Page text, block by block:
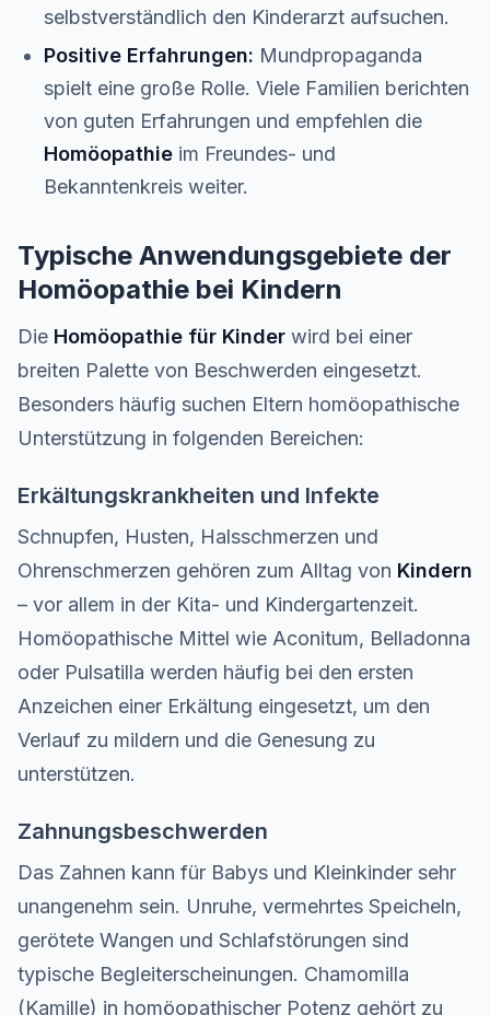
selbstverständlich den Kinderarzt aufsuchen.
Positive Erfahrungen: Mundpropaganda
spielt eine große Rolle. Viele Familien berichten
von guten Erfahrungen und empfehlen die
Homöopathie im Freundes- und
Bekanntenkreis weiter.
Typische Anwendungsgebiete der
Homöopathie bei Kindern
Die Homöopathie für Kinder wird bei einer
breiten Palette von Beschwerden eingesetzt.
Besonders häufig suchen Eltern homöopathische
Unterstützung in folgenden Bereichen:
Erkältungskrankheiten und Infekte
Schnupfen, Husten, Halsschmerzen und
Ohrenschmerzen gehören zum Alltag von Kindern
– vor allem in der Kita- und Kindergartenzeit.
Homöopathische Mittel wie Aconitum, Belladonna
oder Pulsatilla werden häufig bei den ersten
Anzeichen einer Erkältung eingesetzt, um den
Verlauf zu mildern und die Genesung zu
unterstützen.
Zahnungsbeschwerden
Das Zahnen kann für Babys und Kleinkinder sehr
unangenehm sein. Unruhe, vermehrtes Speicheln,
gerötete Wangen und Schlafstörungen sind
typische Begleiterscheinungen. Chamomilla
(Kamille) in homöopathischer Potenz gehört zu